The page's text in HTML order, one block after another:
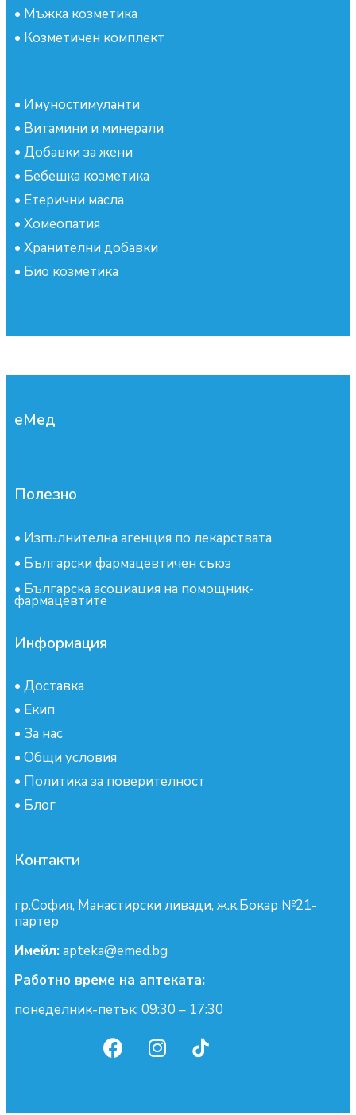
• Мъжка козметика
• Козметичен комплект
• Имуностимуланти
• Витамини и минерали
• Добавки за жени
• Бебешка козметика
• Етерични масла
• Хомеопатия
• Хранителни добавки
• Био козметика
еМед
Полезно
• Изпълнителна агенция по лекарствата
• Български фармацевтичен съюз
• Българска асоциация на помощник-
фармацевтите
Информация
• Доставка
• Екип
• За нас
• Общи условия
• Политика за поверителност
• Блог
Контакти
гр.София, Манастирски ливади, ж.к.Бокар №21-
партер
Имейл:apteka@emed.bg
Работно време на аптеката:
понеделник-петък: 09:30 – 17:30